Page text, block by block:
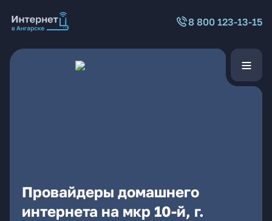
8 800 123-13-15
Провайдеры домашнего
интернета на мкр 10-й, г.